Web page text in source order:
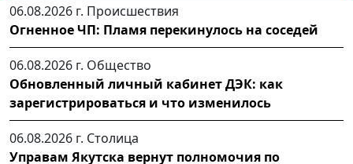
06.08.2026 г. Происшествия
Огненное ЧП: Пламя перекинулось на соседей
06.08.2026 г. Общество
Обновленный личный кабинет ДЭК: как
зарегистрироваться и что изменилось
06.08.2026 г. Столица
Управам Якутска вернут полномочия по